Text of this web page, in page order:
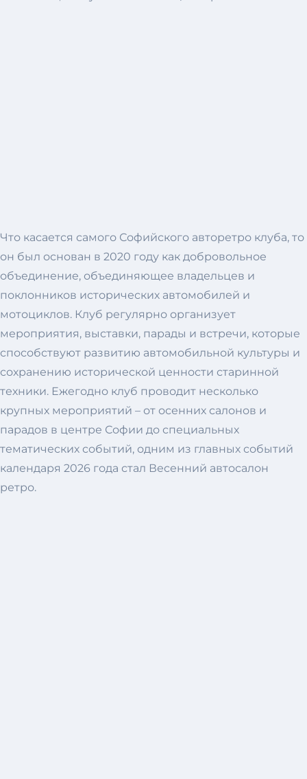
Что касается самого Софийского авторетро клуба, то
он был основан в 2020 году как добровольное
объединение, объединяющее владельцев и
поклонников исторических автомобилей и
мотоциклов. Клуб регулярно организует
мероприятия, выставки, парады и встречи, которые
способствуют развитию автомобильной культуры и
сохранению исторической ценности старинной
техники. Ежегодно клуб проводит несколько
крупных мероприятий – от осенних салонов и
парадов в центре Софии до специальных
тематических событий, одним из главных событий
календаря 2026 года стал Весенний автосалон
ретро.